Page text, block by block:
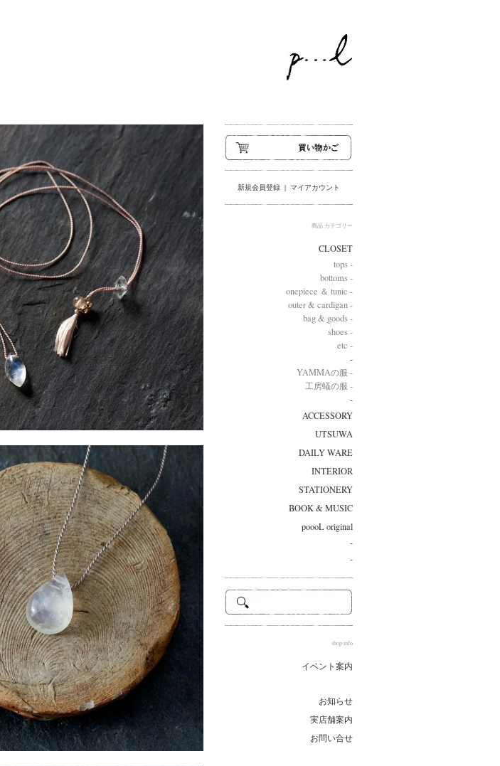
新規会員登録 | マイアカウント
商品 カテゴリー
CLOSET
tops -
bottoms -
onepiece ＆ tunic -
outer & cardigan -
bag & goods -
shoes -
etc -
-
YAMMAの服 -
工房蟻の服 -
-
ACCESSORY
UTSUWA
DAILY WARE
INTERIOR
STATIONERY
BOOK & MUSIC
poooL original
-
-
shop info
イベント案内
お知らせ
実店舗案内
お問い合せ